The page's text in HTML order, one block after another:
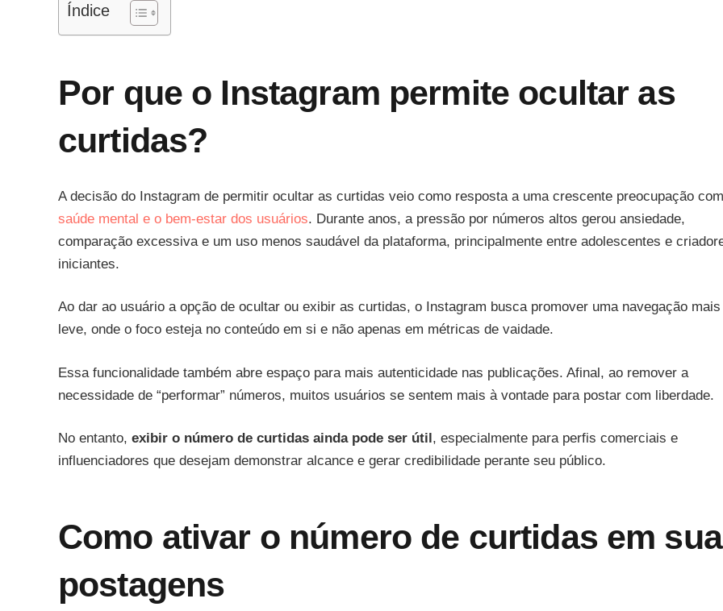
Índice
Por que o Instagram permite ocultar as
curtidas?
A decisão do Instagram de permitir ocultar as curtidas veio como resposta a uma crescente preocupação
saúde mental e o bem-estar dos usuários. Durante anos, a pressão por números altos gerou ansiedade,
comparação excessiva e um uso menos saudável da plataforma, principalmente entre adolescentes e
iniciantes.
Ao dar ao usuário a opção de ocultar ou exibir as curtidas, o Instagram busca promover uma navegação mais
leve, onde o foco esteja no conteúdo em si e não apenas em métricas de vaidade.
Essa funcionalidade também abre espaço para mais autenticidade nas publicações. Afinal, ao remover a
necessidade de “performar” números, muitos usuários se sentem mais à vontade para postar com liberdade.
No entanto, exibir o número de curtidas ainda pode ser útil , especialmente para perfis comerciais e
influenciadores que desejam demonstrar alcance e gerar credibilidade perante seu público.
Como ativar o número de curtidas em
postagens